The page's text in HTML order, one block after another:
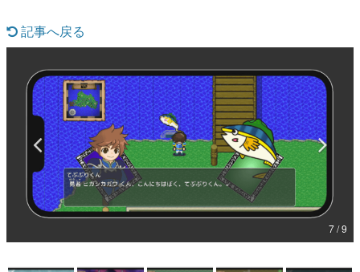
なんでゲームは面白い？
具体的な形から解き明かしていく、硬派で骨太な評論連載
です。
ゲームが変えた日本語
「経験値」「裏技」「ラスボス」… ゲームにまつわる言葉
の起源や用法の変遷を、コンピューター文化史研究家・タ
イニーP氏が徹底調査。
カテゴリ
記事へ戻る
7 / 9